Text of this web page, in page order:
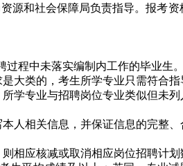
源和社会保障局负责指导。报考
程中未落实编制内工作的毕业生。
大类的，考生所学专业只需符合
学专业与招聘岗位专业类似但未列
人相关信息，并保证信息的完整、
相应核减或取消相应岗位招聘计划